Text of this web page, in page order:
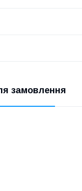
замовлення